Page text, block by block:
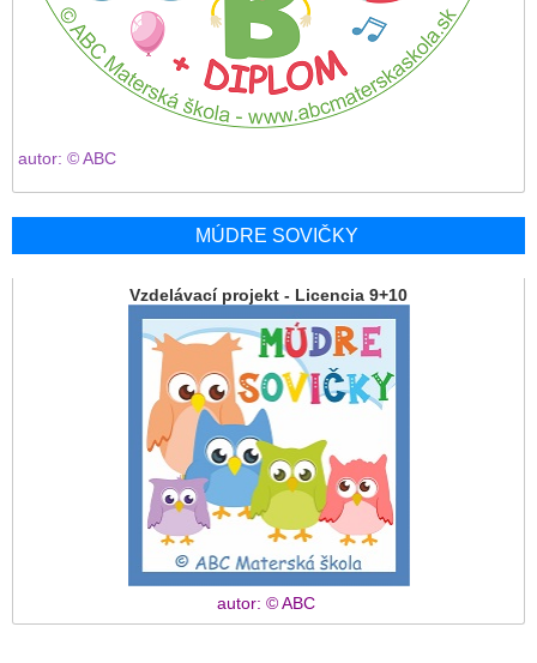
autor: © ABC
MÚDRE SOVIČKY
Vzdelávací projekt - Licencia 9+10
autor: © ABC